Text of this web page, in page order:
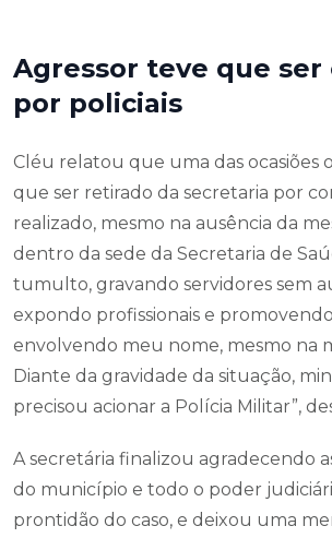
Agressor teve que
por policiais
Cléu relatou que uma das ocasiões
que ser retirado da secretaria por
realizado, mesmo na ausência da
dentro da sede da Secretaria de
tumulto, gravando servidores sem
expondo profissionais e
envolvendo meu nome, mesmo na
Diante da gravidade da situação,
precisou acionar a Polícia Militar”,
A secretária finalizou agradecendo
do município e todo o poder
prontidão do caso, e deixou uma